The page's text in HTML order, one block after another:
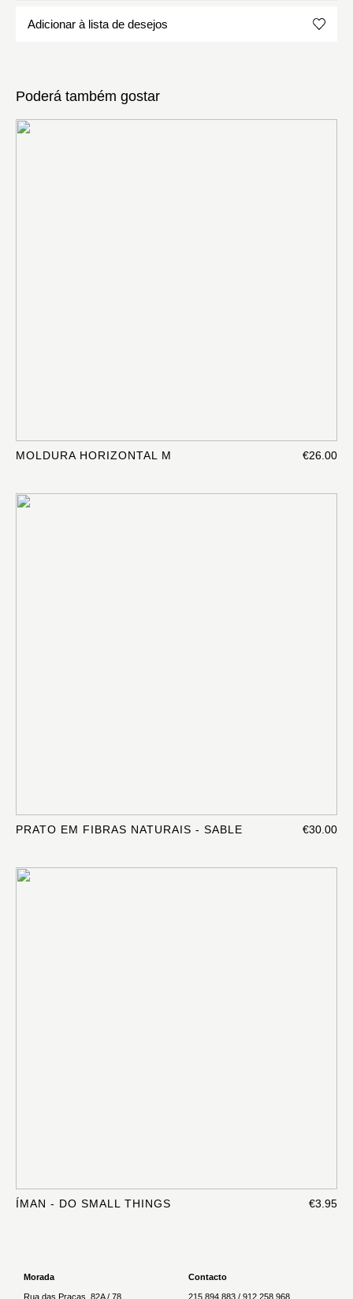
Adicionar à lista de desejos
Poderá também gostar
MOLDURA HORIZONTAL M €26.00
PRATO EM FIBRAS NATURAIS - SABLE €30.00
ÍMAN - DO SMALL THINGS €3.95
Morada
Rua das Praças, 82A / 78
Contacto
215 894 883 / 912 258 968